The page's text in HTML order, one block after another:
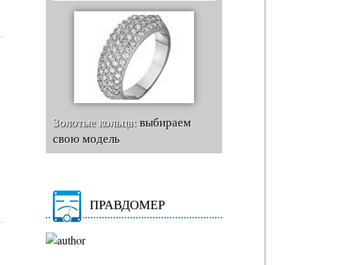
Золотые кольца:выбираем
свою модель
ПРАВДОМЕР